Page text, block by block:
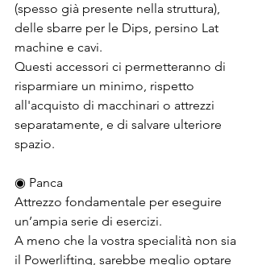
(spesso già presente nella struttura),
delle sbarre per le Dips, persino Lat
machine e cavi.
Questi accessori ci permetteranno di
risparmiare un minimo, rispetto
all'acquisto di macchinari o attrezzi
separatamente, e di salvare ulteriore
spazio.
◉ Panca
Attrezzo fondamentale per eseguire
un’ampia serie di esercizi.
A meno che la vostra specialità non sia
il Powerlifting, sarebbe meglio optare